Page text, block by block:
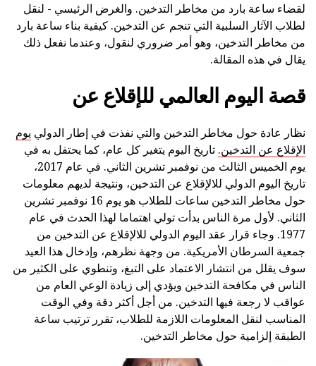
لقضاء ساعة بارد من مخاطر التدخين. والغرض الرئيسي - لنقل
لطلاب الآثار السلبية التي تنجم عن التدخين. كيفية بناء ساعة بارد
من مخاطر التدخين، وهو أمر ضروري لنقول، وعندما نفعل ذلك
يقال في هذه المقالة.
قصة اليوم العالمي للإقلاع عن
نظار عادة حول مخاطر التدخين والتي نفذت في إطار الدولي يوم
الإقلاع عن التدخين. تاريخ اليوم يتغير كل عام، كما يحتفل به في
يوم الخميس الثالث من نوفمبر تشرين الثاني. في عام 2017،
تاريخ اليوم الدولي للالإقلاع عن التدخين، ونتيجة لديهم معلومات
حول مخاطر التدخين ساعات للطلاب هو يوم 16 نوفمبر تشرين
الثاني. لأول مرة الناس بدأت تولي اهتماما لهذا الحدث في عام
1977. وجاء قرار عقد اليوم الدولي للالإقلاع عن التدخين من
جمعية السرطان الأمريكية. من وجهة نظرهم، وإدخال هذا العيد
سوف يقلل من انتشار الاعتماد على التبغ، وتنطوي على الكثير من
الناس في مكافحة التدخين ويؤدي إلى زيادة الوعي العام من
عواقب لا رجعة فيها التدخين. من أجل أكثر دقة وفي الوقت
المناسب لنقل المعلومات اللازمة للطلاب، تقرر ترتيب ساعة
الطبقة إلزامية حول مخاطر التدخين.